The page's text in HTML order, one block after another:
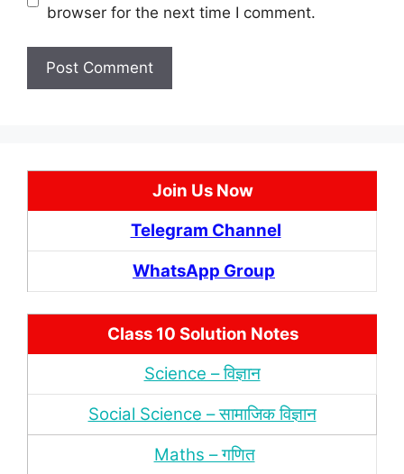
browser for the next time I comment.
Join Us Now
Telegram Channel
WhatsApp Group
Class 10 Solution Notes
Science – विज्ञान
Social Science – सामाजिक विज्ञान
Maths – गणित